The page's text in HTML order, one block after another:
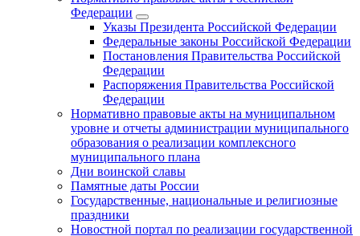
Федерации
Указы Президента Российской Федерации
Федеральные законы Российской Федерации
Постановления Правительства Российской
Федерации
Распоряжения Правительства Российской
Федерации
Нормативно правовые акты на муниципальном
уровне и отчеты администрации муниципального
образования о реализации комплексного
муниципального плана
Дни воинской славы
Памятные даты России
Государственные, национальные и религиозные
праздники
Новостной портал по реализации государственной